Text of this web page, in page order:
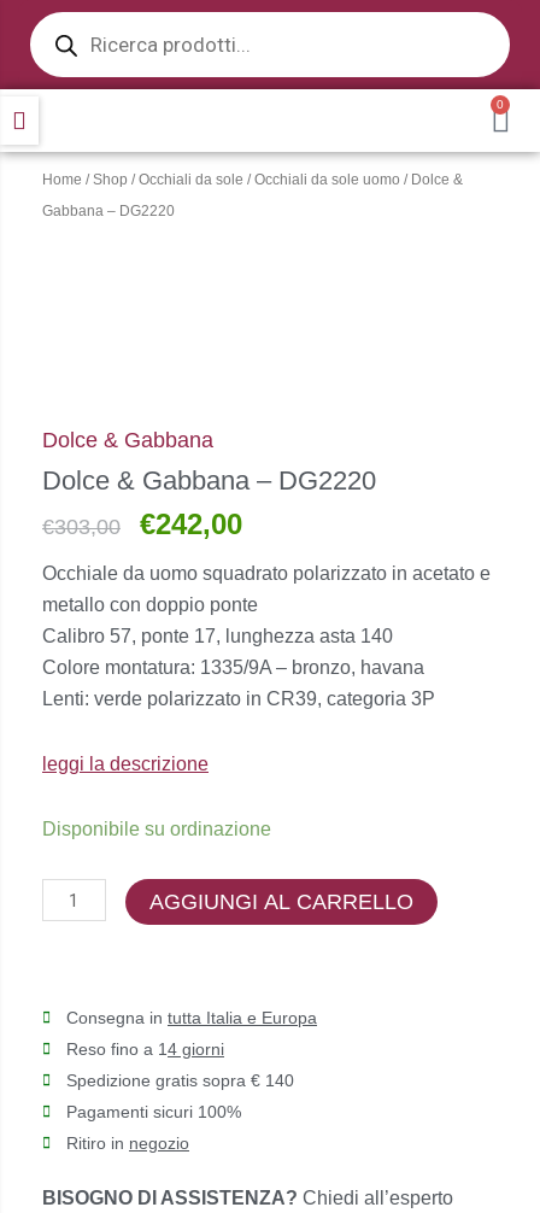
contenuto
Products
search
0
Home /Shop /Occhiali da sole /Occhiali da sole uomo / Dolce &
Gabbana – DG2220
Dolce & Gabbana
Dolce & Gabbana – DG2220
€303,00
Il
originale
era:
€303,00.
€242,00Il
attuale
è:
€242,00.
Occhiale da uomo squadrato polarizzato in acetato e
metallo con doppio ponte
Calibro 57, ponte 17, lunghezza asta 140
Colore montatura: 1335/9A – bronzo, havana
Lenti: verde polarizzato in CR39, categoria 3P
leggi la descrizione
Disponibile su ordinazione
Dolce
Gabbana
-
AGGIUNGI AL CARRELLO
Consegna in tutta Italia e Europa
Reso fino a 14 giorni
Spedizione gratis sopra € 140
Pagamenti sicuri 100%
Ritiro in negozio
BISOGNO DI ASSISTENZA? Chiedi all’esperto